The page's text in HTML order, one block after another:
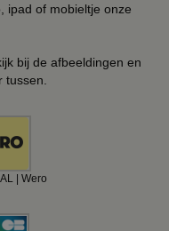
ipad of mobieltje onze
bij de afbeeldingen en
| Wero